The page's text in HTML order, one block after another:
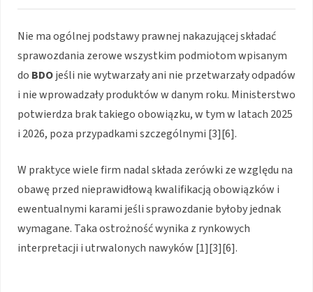
Nie ma ogólnej podstawy prawnej nakazującej składać
sprawozdania zerowe wszystkim podmiotom wpisanym
do BDOjeśli nie wytwarzały ani nie przetwarzały odpadów
i nie wprowadzały produktów w danym roku. Ministerstwo
potwierdza brak takiego obowiązku, w tym w latach 2025
i 2026, poza przypadkami szczególnymi [3][6].
W praktyce wiele firm nadal składa zerówki ze względu na
obawę przed nieprawidłową kwalifikacją obowiązków i
ewentualnymi karami jeśli sprawozdanie byłoby jednak
wymagane. Taka ostrożność wynika z rynkowych
interpretacji i utrwalonych nawyków [1][3][6].